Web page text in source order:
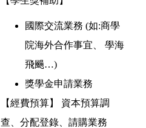
國際交流業務 (如:商學
院海外合作事宜、 學海
飛颺…)
獎學金申請業務
【經費預算】 資本預算調
查、分配登錄、請購業務